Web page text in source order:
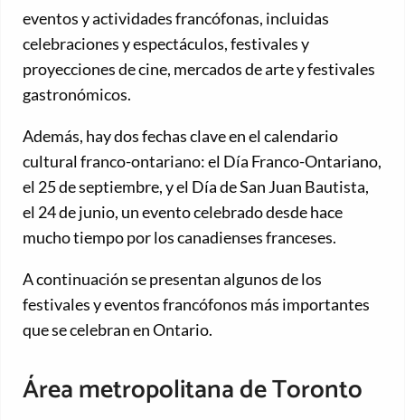
eventos y actividades francófonas, incluidas
celebraciones y espectáculos, festivales y
proyecciones de cine, mercados de arte y festivales
gastronómicos.
Además, hay dos fechas clave en el calendario
cultural franco-ontariano: el Día Franco-Ontariano,
el 25 de septiembre, y el Día de San Juan Bautista,
el 24 de junio, un evento celebrado desde hace
mucho tiempo por los canadienses franceses.
A continuación se presentan algunos de los
festivales y eventos francófonos más importantes
que se celebran en Ontario.
Área metropolitana de Toronto